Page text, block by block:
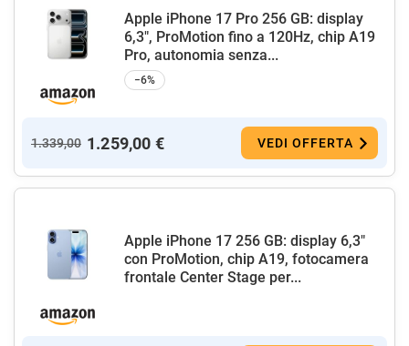
Apple iPhone 17 Pro 256 GB: display
6,3", ProMotion fino a 120Hz, chip A19
Pro, autonomia senza...
−6%
1.339,00 1.259,00 € VEDI OFFERTA
Apple iPhone 17 256 GB: display 6,3"
con ProMotion, chip A19, fotocamera
frontale Center Stage per...